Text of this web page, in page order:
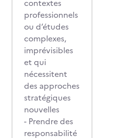
contextes
professionnels
ou d’études
complexes,
imprévisibles
et qui
nécessitent
des approches
stratégiques
nouvelles
- Prendre des
responsabilité